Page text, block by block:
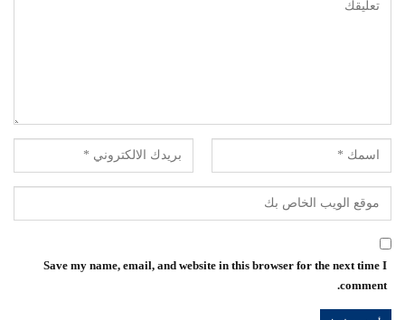
Save my name, email, and website in this browser for the next time I
comment.